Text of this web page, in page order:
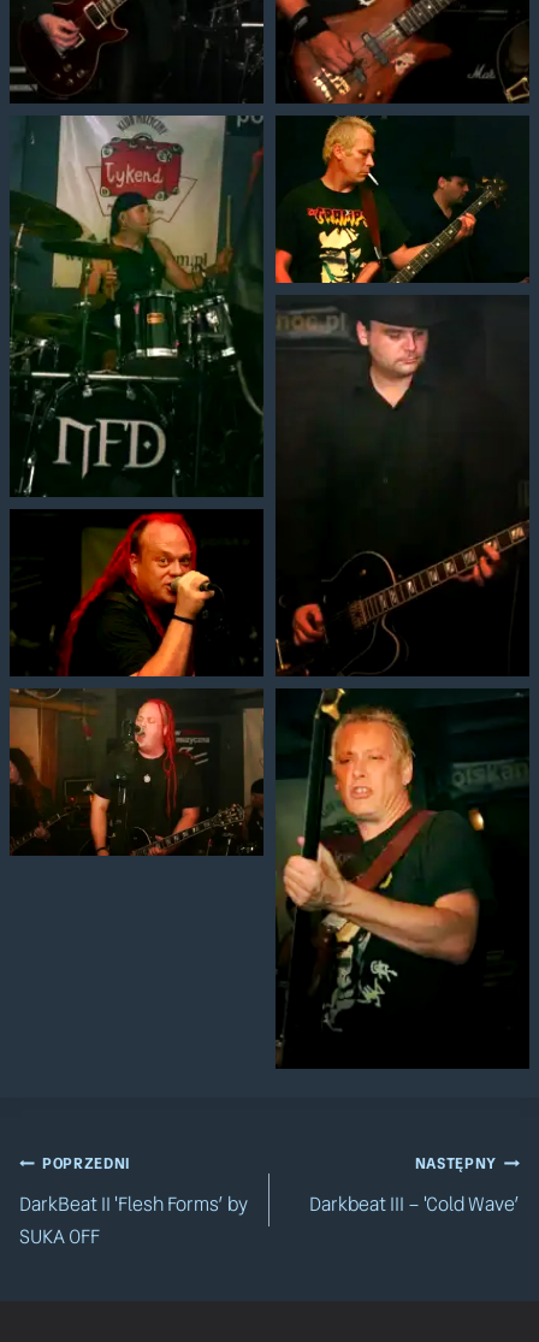
Nawigacja
wpisu
POPRZEDNI
DarkBeat II 'Flesh Forms’ by
SUKA OFF
NASTĘPNY
Darkbeat III – 'Cold Wave’